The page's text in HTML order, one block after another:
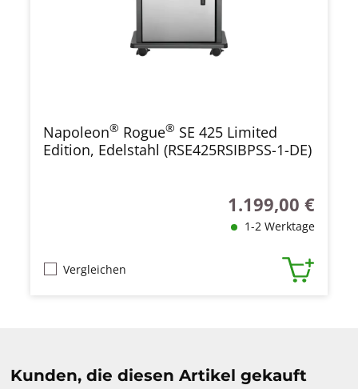
Napoleon® Rogue® SE 425 Limited
Edition, Edelstahl (RSE425RSIBPSS-1-DE)
Regulärer Preis:
1.199,00 €
1-2 Werktage
Vergleichen
Kunden, die diesen Artikel gekauft